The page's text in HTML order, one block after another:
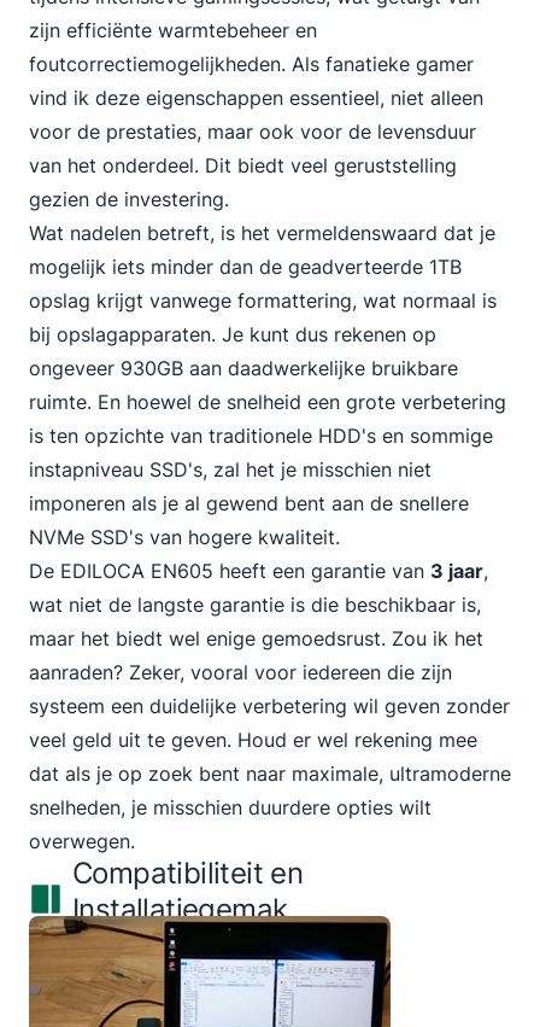
zijn efficiënte warmtebeheer en
foutcorrectiemogelijkheden. Als fanatieke gamer
vind ik deze eigenschappen essentieel, niet alleen
voor de prestaties, maar ook voor de levensduur
van het onderdeel. Dit biedt veel geruststelling
gezien de investering.
Wat nadelen betreft, is het vermeldenswaard dat je
mogelijk iets minder dan de geadverteerde 1TB
opslag krijgt vanwege formattering, wat normaal is
bij opslagapparaten. Je kunt dus rekenen op
ongeveer 930GB aan daadwerkelijke bruikbare
ruimte. En hoewel de snelheid een grote verbetering
is ten opzichte van traditionele HDD's en sommige
instapniveau SSD's, zal het je misschien niet
imponeren als je al gewend bent aan de snellere
NVMe SSD's van hogere kwaliteit.
De EDILOCA EN605 heeft een garantie van 3 jaar,
wat niet de langste garantie is die beschikbaar is,
maar het biedt wel enige gemoedsrust. Zou ik het
aanraden? Zeker, vooral voor iedereen die zijn
systeem een duidelijke verbetering wil geven zonder
veel geld uit te geven. Houd er wel rekening mee
dat als je op zoek bent naar maximale, ultramoderne
snelheden, je misschien duurdere opties wilt
overwegen.
Compatibiliteit en
Installatiegemak